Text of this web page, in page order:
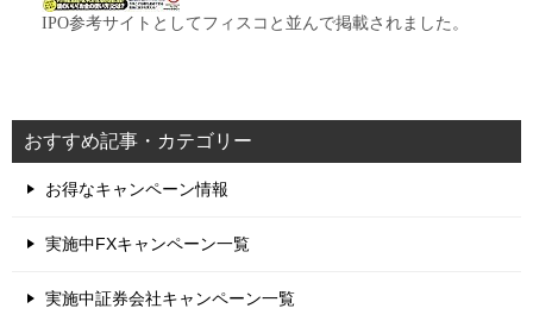
IPO参考サイトとしてフィスコと並んで掲載されました。
おすすめ記事・カテゴリー
お得なキャンペーン情報
実施中FXキャンペーン一覧
実施中証券会社キャンペーン一覧